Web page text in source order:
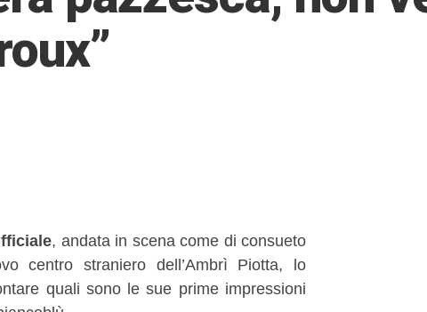
, andata in scena come di consueto
centro straniero dell’Ambrì Piotta, lo
quali sono le sue prime impressioni